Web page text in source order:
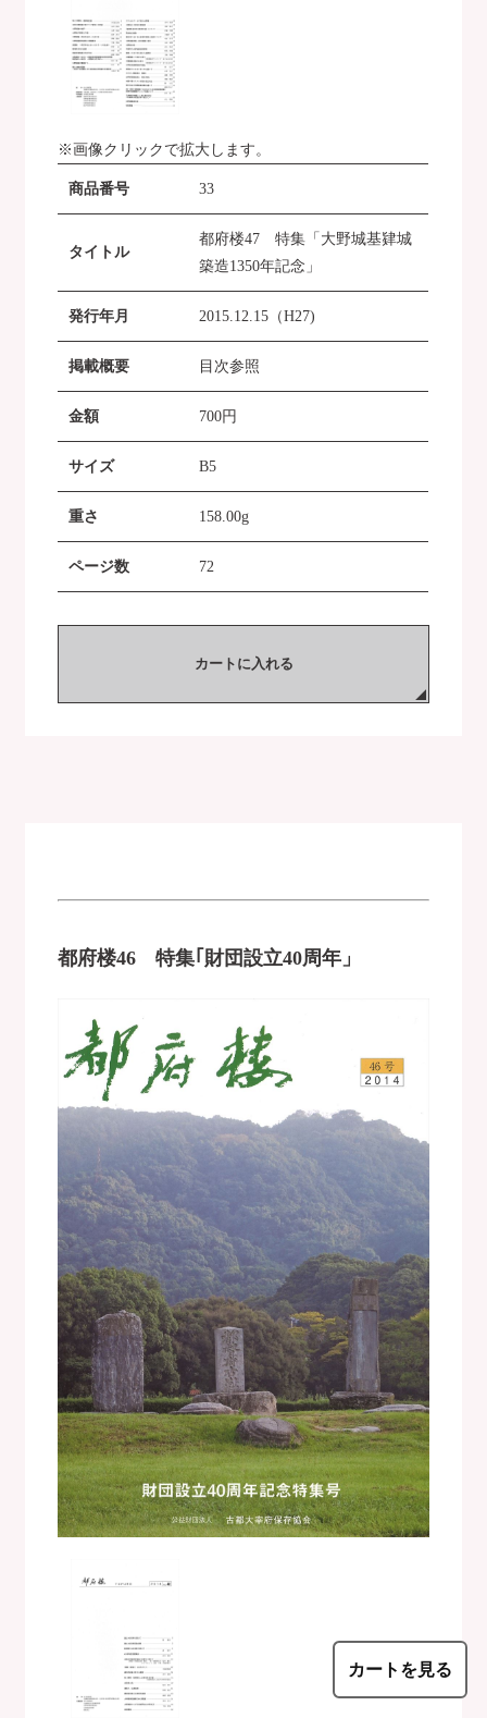
※画像クリックで拡大します。
商品番号 33
タイトル
都府楼47 特集「大野城基肄城
築造1350年記念」
発行年月 2015.12.15（H27)
掲載概要 目次参照
金額 700円
サイズ B5
重さ 158.00g
ページ数 72
カートに入れる
都府楼46 特集｢財団設立40周年」
カートを見る